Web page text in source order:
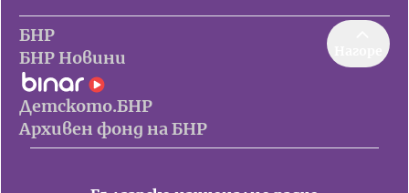
БНР
БНР Новини
Детското.БНР
Архивен фонд на БНР